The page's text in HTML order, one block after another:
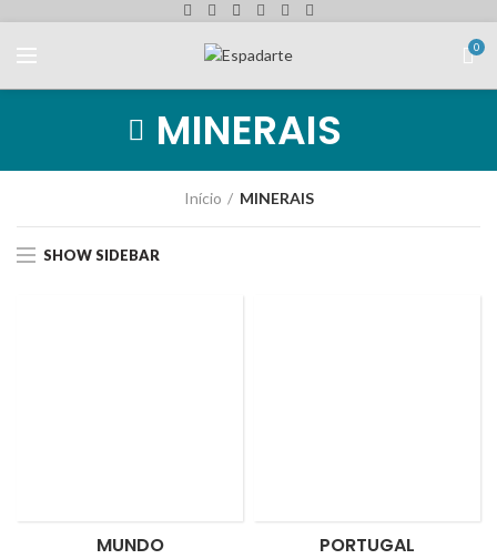
0
MINERAIS
Início MINERAIS
SHOW SIDEBAR
MUNDO PORTUGAL